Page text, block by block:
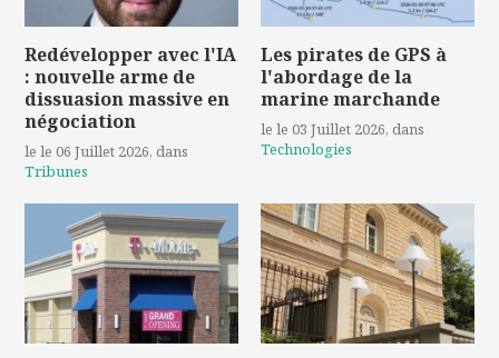
Redévelopper avec l'IA
: nouvelle arme de
dissuasion massive en
négociation
le le 06 Juillet 2026, dans
Tribunes
Les pirates de GPS à
l'abordage de la
marine marchande
le le 03 Juillet 2026, dans
Technologies